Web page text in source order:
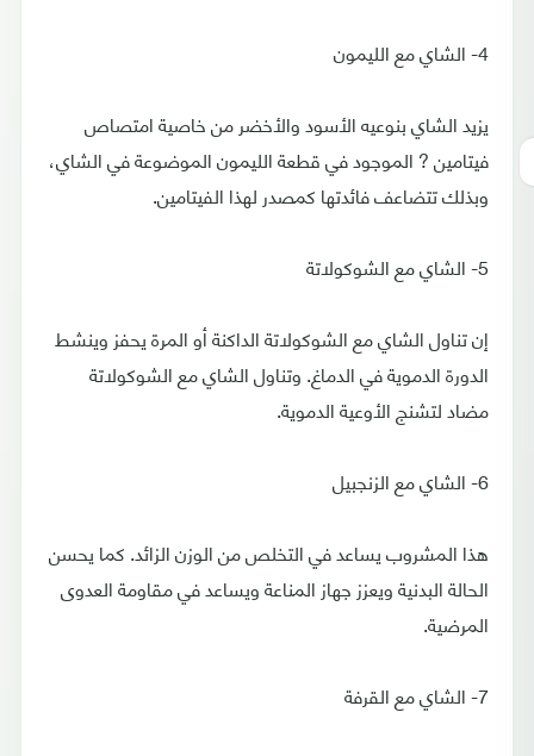
4- الشاي مع الليمون
يزيد الشاي بنوعيه الأسود والأخضر من خاصية امتصاص
فيتامين ? الموجود في قطعة الليمون الموضوعة في الشاي،
وبذلك تتضاعف فائدتها كمصدر لهذا الفيتامين.
5- الشاي مع الشوكولاتة
إن تناول الشاي مع الشوكولاتة الداكنة أو المرة يحفز وينشط
الدورة الدموية في الدماغ. وتناول الشاي مع الشوكولاتة
مضاد لتشنج الأوعية الدموية.
6- الشاي مع الزنجبيل
هذا المشروب يساعد في التخلص من الوزن الزائد. كما يحسن
الحالة البدنية ويعزز جهاز المناعة ويساعد في مقاومة العدوى
المرضية.
7- الشاي مع القرفة